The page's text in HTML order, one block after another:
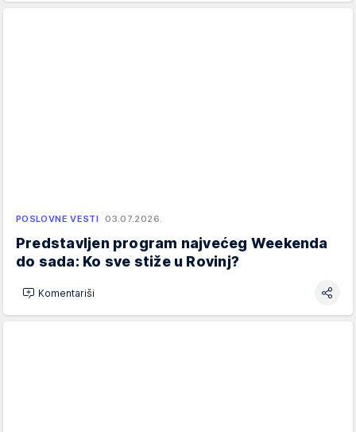
POSLOVNE VESTI 03.07.2026.
Predstavljen program najvećeg Weekenda
do sada: Ko sve stiže u Rovinj?
Komentariši